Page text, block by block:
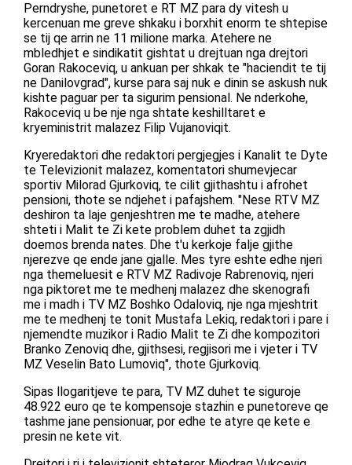
Perndryshe, punetoret e RT MZ para dy vitesh u
kercenuan me greve shkaku i borxhit enorm te shtepise
se tij qe arrin ne 11 milione marka. Atehere ne
mbledhjet e sindikatit gishtat u drejtuan nga drejtori
Goran Rakoceviq, u ankuan per shkak te "haciendit te tij
ne Danilovgrad", kurse para saj nuk e dinin se askush nuk
kishte paguar per ta sigurim pensional. Ne nderkohe,
Rakoceviq u be nje nga shtate keshilltaret e
kryeministrit malazez Filip Vujanoviqit.
Kryeredaktori dhe redaktori pergjegjes i Kanalit te Dyte
te Televizionit malazez, komentatori shumevjecar
sportiv Milorad Gjurkoviq, te cilit gjithashtu i afrohet
pensioni, thote se ndjehet i pafajshem. "Nese RTV MZ
deshiron ta laje genjeshtren me te madhe, atehere
shteti i Malit te Zi kete problem duhet ta zgjidh
doemos brenda nates. Dhe t'u kerkoje falje gjithe
njerezve qe ende jane gjalle. Mes tyre eshte edhe njeri
nga themeluesit e RTV MZ Radivoje Rabrenoviq, njeri
nga piktoret me te medhenj malazez dhe skenografi
me i madh i TV MZ Boshko Odaloviq, nje nga mjeshtrit
me te medhenj te tonit Mustafa Lekiq, redaktori i pare i
njemendte muzikor i Radio Malit te Zi dhe kompozitori
Branko Zenoviq dhe, gjithsesi, regjisori me i vjeter i TV
MZ Veselin Bato Lumoviq", thote Gjurkoviq.
Sipas llogaritjeve te para, TV MZ duhet te siguroje
48.922 euro qe te kompensoje stazhin e punetoreve qe
tashme jane pensionuar, por edhe te atyre qe kete e
presin ne kete vit.